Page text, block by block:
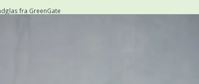
fra GreenGate